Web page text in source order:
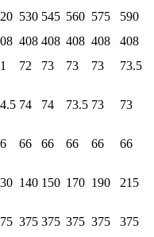
530 545 560 575
590
408 408 408 408
408
72 73 73 73
73.5
74 74 73.5 73 73
66 66 66 66
66
140 150 170 190 215
375 375 375 375
375